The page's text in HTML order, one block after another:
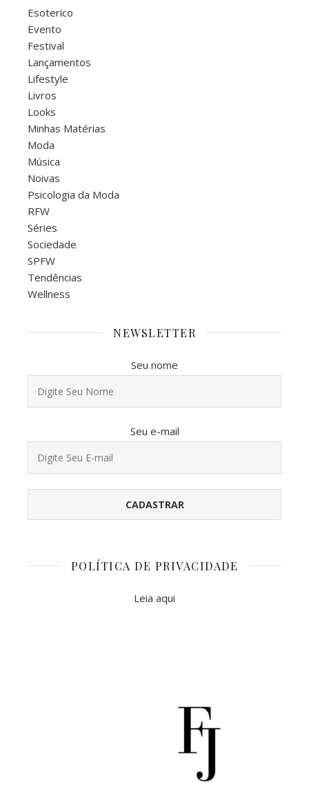
Esoterico
Evento
Festival
Lançamentos
Lifestyle
Livros
Looks
Minhas Matérias
Moda
Música
Noivas
Psicologia da Moda
RFW
Séries
Sociedade
SPFW
Tendências
Wellness
NEWSLETTER
Seu nome
Seu e-mail
POLÍTICA DE PRIVACIDADE
Leia aqui